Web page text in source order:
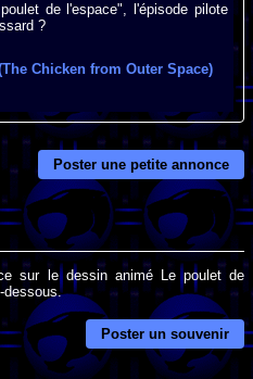
de l'espace", l'épisode pilote
?
Chicken from Outer Space)
Poster une petite annonce
sur le dessin animé Le poulet de
dessous.
Poster un souvenir